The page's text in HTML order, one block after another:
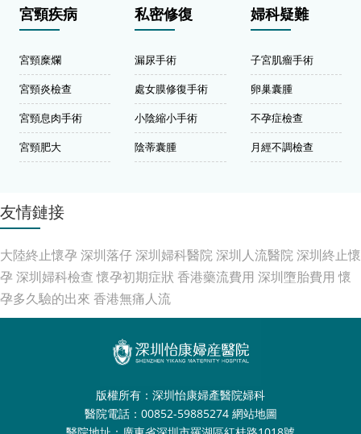
宮頸疾病
宮頸糜爛
宮頸炎檢查
宮頸息肉手術
宮頸肥大
私密修復
漏尿手術
處女膜修復手術
小陰縮小手術
陰蒂囊腫
婦科疑難
子宮肌瘤手術
卵巢囊腫
不孕症檢查
月經不調檢查
友情鏈接
大陸終止懷孕 深圳落仔深圳婦科醫院深圳人流醫院深圳終止懷
孕 深圳婦科檢查 懷孕初期症狀 香港藥流費用 深圳墮胎費用 懷
孕多久驗的出來 香港無痛人流
版權所有：深圳怡康婦產醫院婦科
醫院電話：00852-59885274 網站地圖